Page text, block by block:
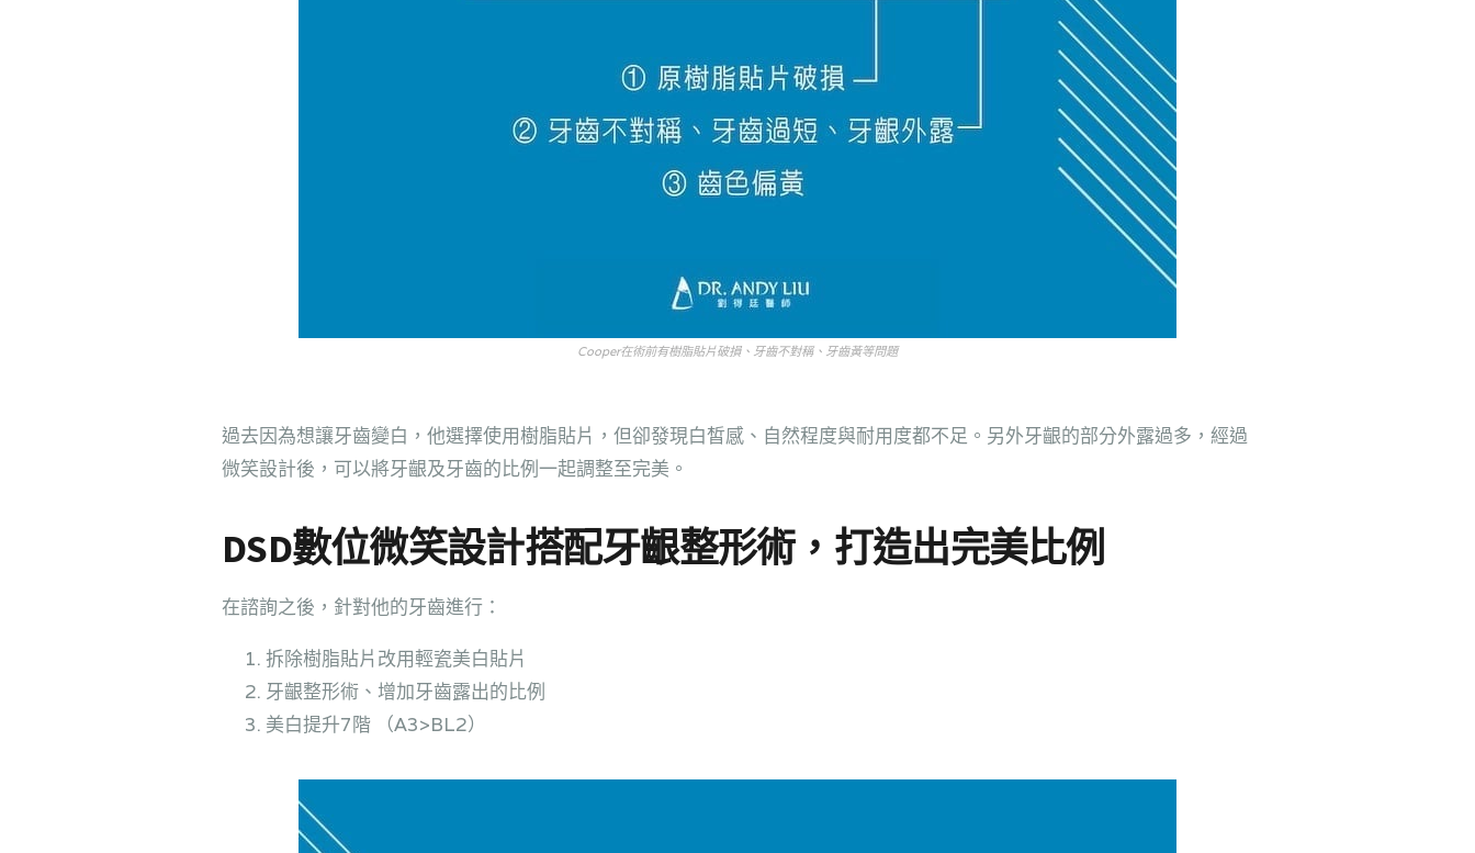
Cooper在術前有樹脂貼片破損、牙齒不對稱、牙齒黃等問題
過去因為想讓牙齒變白，他選擇使用樹脂貼片，但卻發現白皙感、自然程度與耐用度都不足。另外牙齦的部分外露過多，經過
微笑設計後，可以將牙齦及牙齒的比例一起調整至完美。
DSD數位微笑設計搭配牙齦整形術，打造出完美比例
在諮詢之後，針對他的牙齒進行：
拆除樹脂貼片改用輕瓷美白貼片
牙齦整形術、增加牙齒露出的比例
美白提升7階 （A3>BL2）